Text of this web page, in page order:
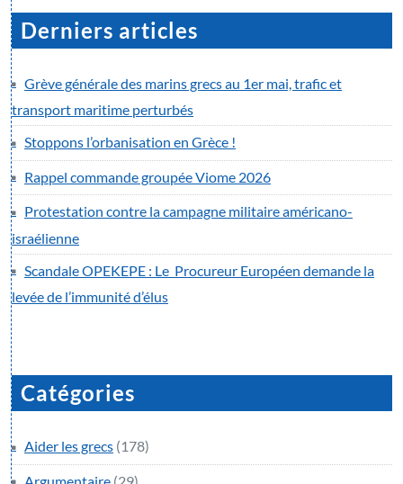
Derniers articles
Grève générale des marins grecs au 1er mai, trafic et
transport maritime perturbés
Stoppons l’orbanisation en Grèce !
Rappel commande groupée Viome 2026
Protestation contre la campagne militaire américano-
israélienne
Scandale OPEKEPE : Le Procureur Européen demande la
levée de l’immunité d’élus
Catégories
Aider les grecs (178)